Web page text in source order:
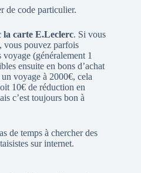
de code particulier.
la carte E.Leclerc. Si vous
vous pouvez parfois
(généralement 1
ensuite en bons d’achat
voyage à 2000€, cela
10€ de réduction en
c’est toujours bon à
de temps à chercher des
sur internet.